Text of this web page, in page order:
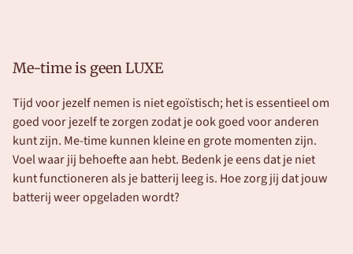
Me-time is geen LUXE
Tijd voor jezelf nemen is niet egoïstisch; het is essentieel om
goed voor jezelf te zorgen zodat je ook goed voor anderen
kunt zijn. Me-time kunnen kleine en grote momenten zijn.
Voel waar jij behoefte aan hebt. Bedenk je eens dat je niet
kunt functioneren als je batterij leeg is. Hoe zorg jij dat jouw
batterij weer opgeladen wordt?